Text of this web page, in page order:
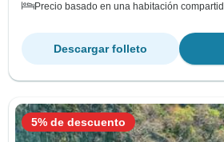
Precio basado en una habitación
Descargar folleto
5% de descuento